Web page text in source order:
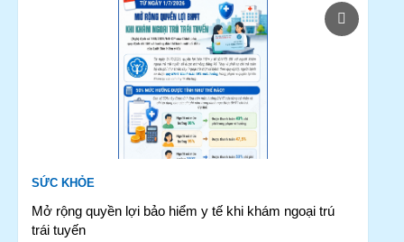
SỨC KHỎE
Mở rộng quyền lợi bảo hiểm y tế khi khám ngoại trú
trái tuyến